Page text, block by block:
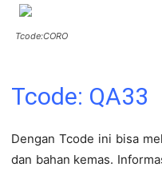
Tcode:CORO
Tcode: QA33
Dengan Tcode ini bisa
dan bahan kemas.